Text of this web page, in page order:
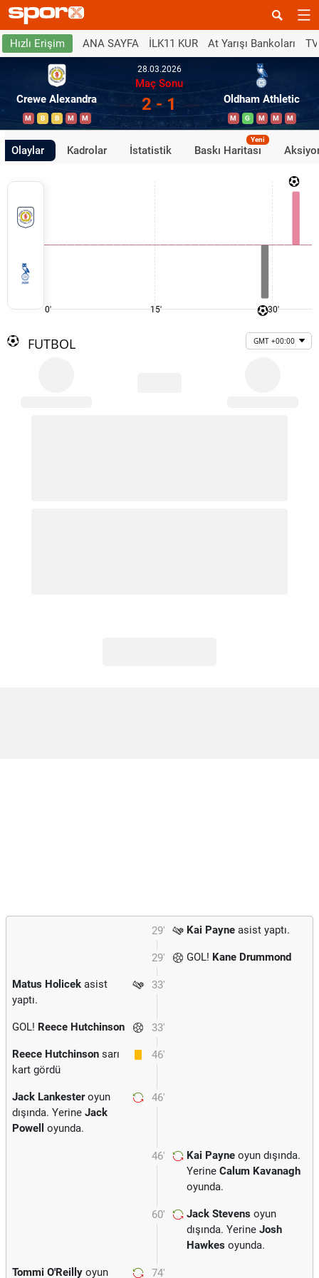
Hızlı Erişim ANA SAYFA İLK11 KUR At Yarışı Bankoları
Crewe Alexandra
M B B M M
28.03.2026
Maç Sonu
2 - 1 Oldham Athletic
M G M M M
Olaylar Kadrolar İstatistik Baskı Haritası
Yeni
0' 15' 30'
FUTBOL GMT +00:00
29' Kai Payne asist yaptı.
29' GOL! Kane Drummond
33'
Matus Holicek asist
yaptı.
33'
GOL! Reece Hutchinson
46'
Reece Hutchinson sarı
kart gördü
46'
Jack Lankesteroyun
dışında. Yerine Jack
Powell
oyunda.
46' Kai Payne oyun dışında.
Yerine Calum Kavanagh
oyunda.
60' Jack Stevens oyun
dışında. Yerine Josh
Hawkes oyunda.
74'
Tommi O'Reilly oyun